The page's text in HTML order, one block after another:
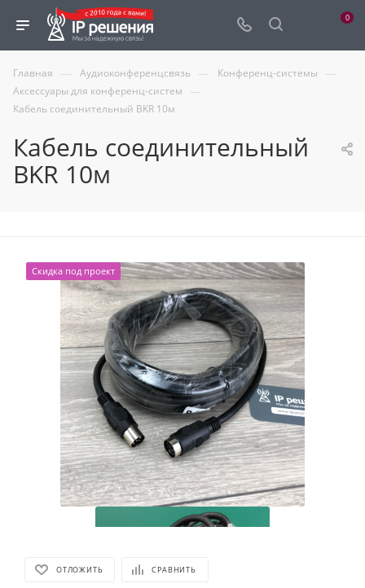
0
Главная — Аудиоконференцсвязь — Конференц-системы —
Аксессуары для конференц-систем —
Кабель соединительный BKR 10м
Кабель соединительный
BKR 10м
Скидка под проект
ОТЛОЖИТЬ СРАВНИТЬ